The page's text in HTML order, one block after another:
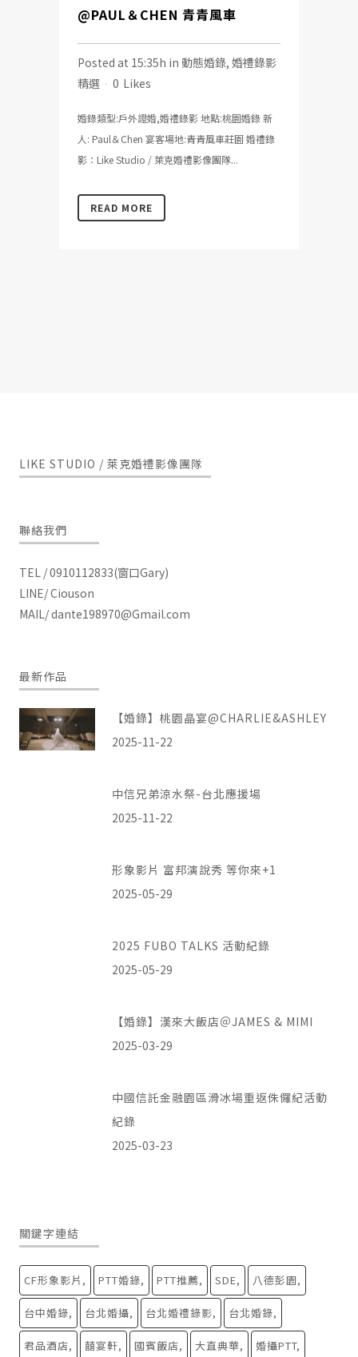
@PAUL＆CHEN 青青風車
Posted at 15:35h in 動態婚錄, 婚禮錄影
精選
0 Likes
婚錄類型:戶外證婚,婚禮錄影 地點:桃園婚錄 新
人: Paul＆Chen 宴客場地:青青風車莊園 婚禮錄
影：Like Studio / 萊克婚禮影像團隊...
READ MORE
LIKE STUDIO / 萊克婚禮影像團隊
聯絡我們
TEL / 0910112833(窗口Gary)
LINE/ Ciouson
MAIL/dante198970@Gmail.com
最新作品
【婚錄】桃園晶宴@CHARLIE&ASHLEY
2025-11-22
中信兄弟涼水祭-台北應援場
2025-11-22
形象影片 富邦演說秀 等你來+1
2025-05-29
2025 FUBO TALKS 活動紀錄
2025-05-29
【婚錄】漢來大飯店＠JAMES & MIMI
2025-03-29
中國信託金融園區滑冰場重返侏儸紀活動
紀錄
2025-03-23
關鍵字連結
CF形象影片 PTT婚錄 PTT推薦 SDE 八德彭園
台中婚錄 台北婚攝 台北婚禮錄影 台北婚錄
君品酒店 囍宴軒 國賓飯店 大直典華 婚攝PTT